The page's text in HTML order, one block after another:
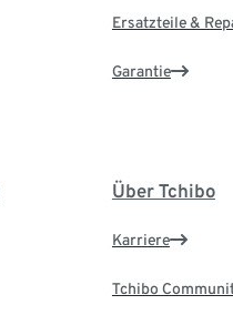
Ersatzteile &
Garantie
Über Tchibo
Karriere
Tchibo